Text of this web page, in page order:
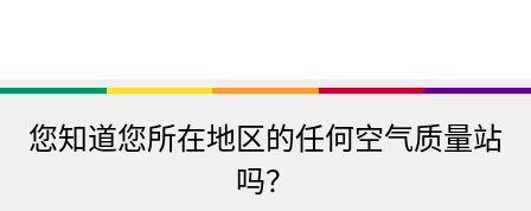
您知道您所在地区的任何空气质量站
吗？